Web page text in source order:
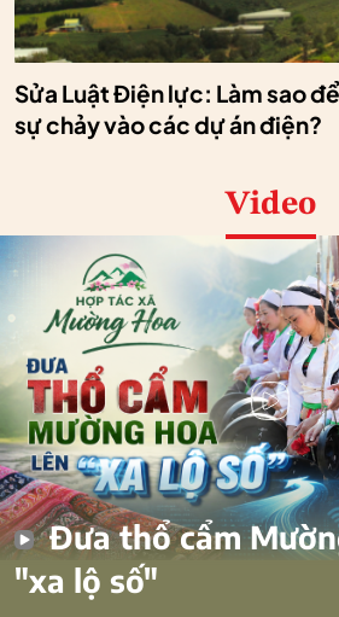
Sửa Luật Điện lực: Làm sao
sự chảy vào các dự án điện?
Video
Đưa thổ cẩm
"xa lộ số"